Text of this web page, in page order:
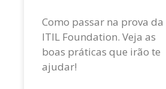
Como passar na prova da
ITIL Foundation. Veja as
boas práticas que irão te
ajudar!